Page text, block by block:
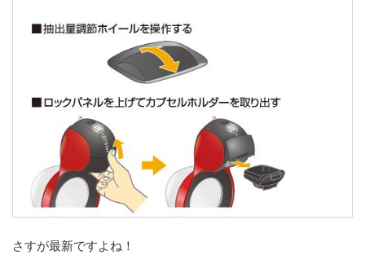
さすが最新ですよね！